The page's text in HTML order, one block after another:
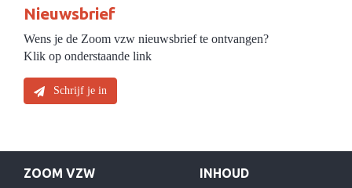
Nieuwsbrief
Wens je de Zoom vzw nieuwsbrief te ontvangen?
Klik op onderstaande link
Schrijf je in
ZOOM VZW INHOUD